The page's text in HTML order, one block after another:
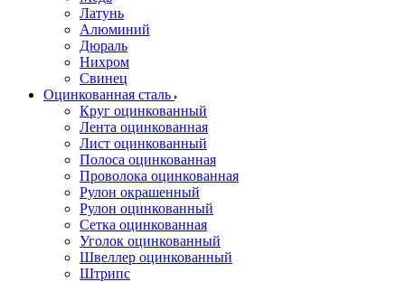
Латунь
Алюминий
Дюраль
Нихром
Свинец
Оцинкованная сталь
Круг оцинкованный
Лента оцинкованная
Лист оцинкованный
Полоса оцинкованная
Проволока оцинкованная
Рулон окрашенный
Рулон оцинкованный
Сетка оцинкованная
Уголок оцинкованный
Швеллер оцинкованный
Штрипс